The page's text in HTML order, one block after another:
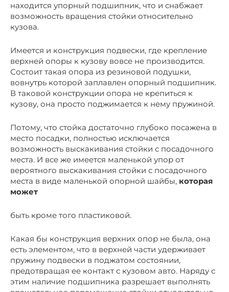
находится упорный подшипник, что и снабжает
возможность вращения стойки относительно
кузова.
Имеется и конструкция подвески, где крепление
верхней опоры к кузову вовсе не производится.
Состоит такая опора из резиновой подушки,
вовнутрь которой заплавлен опорный подшипник.
В таковой конструкции опора не крепиться к
кузову, она просто поджимается к нему пружиной.
Потому, что стойка достаточно глубоко посажена в
место посадки, полностью исключается
возможность выскакивания стойки с посадочного
места. И все же имеется маленькой упор от
вероятного выскакивания стойки с посадочного
места в виде маленькой опорной шайбы, которая
может
быть кроме того пластиковой.
Какая бы конструкция верхних опор не была, она
есть элементом, что в верхней части удерживает
пружину подвески в поджатом состоянии,
предотвращая ее контакт с кузовом авто. Наряду с
этим наличие подшипника разрешает выполнять